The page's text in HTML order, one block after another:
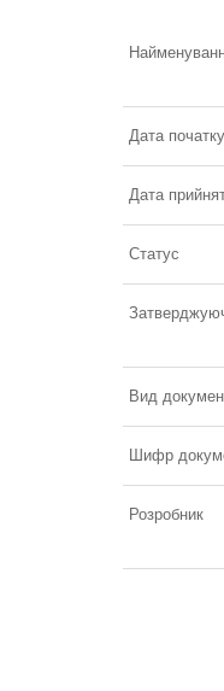
Дата початку
Дата
Статус
Вид
Шифр
Розробник